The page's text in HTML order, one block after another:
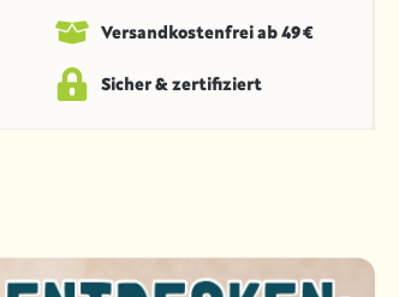
Versandkosten­frei ab 49 €
Sicher & zertifiziert